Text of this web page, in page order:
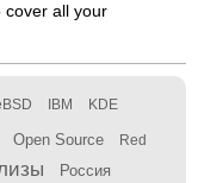
cover all your
IBM KDE
Open Source Red
Россия